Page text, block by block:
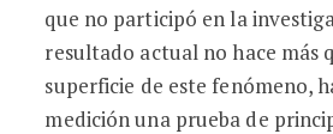
que no participó en la
resultado actual no hace más
superficie de este fenómeno,
medición una prueba de